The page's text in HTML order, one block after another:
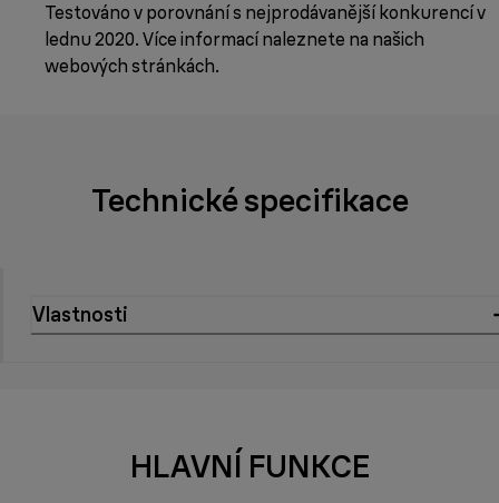
Testováno v porovnání s nejprodávanější konkurencí v
lednu 2020. Více informací naleznete na našich
webových stránkách.
Technické specifikace
Vlastnosti
HLAVNÍ FUNKCE